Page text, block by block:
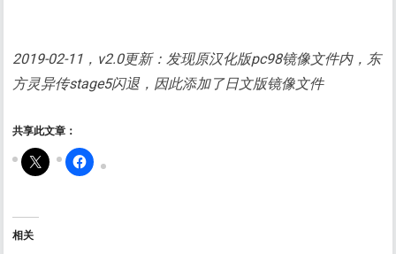
2019-02-11，v2.0更新：发现原汉化版pc98镜像文件内，东
方灵异传stage5闪退，因此添加了日文版镜像文件
共享此文章：
相关